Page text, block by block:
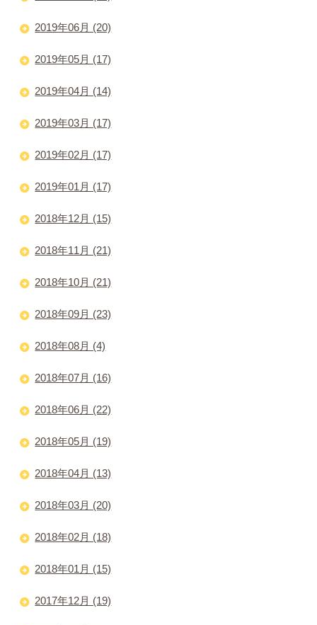
2019年06月 (20)
2019年05月 (17)
2019年04月 (14)
2019年03月 (17)
2019年02月 (17)
2019年01月 (17)
2018年12月 (15)
2018年11月 (21)
2018年10月 (21)
2018年09月 (23)
2018年08月 (4)
2018年07月 (16)
2018年06月 (22)
2018年05月 (19)
2018年04月 (13)
2018年03月 (20)
2018年02月 (18)
2018年01月 (15)
2017年12月 (19)